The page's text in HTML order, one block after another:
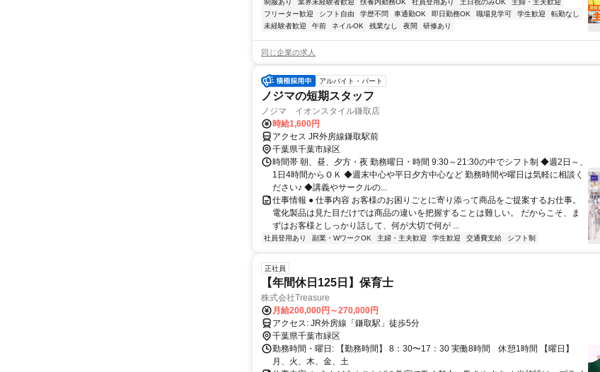
制服あり 業界未経験者歓迎 扶養内勤務OK 社員登用あり 土日祝のみOK
主婦・主夫歓迎
フリーター歓迎
シフト自由 学歴不問 車通勤OK 即日勤務OK 職場見学可 学生歓迎
転勤なし
未経験者歓迎
午前 ネイルOK 残業なし 夜間 研修あり
同じ企業の求人
アルバイト・パート
ノジマの短期スタッフ
ノジマ イオンスタイル鎌取店
時給1,600円
アクセス JR外房線鎌取駅前
千葉県千葉市緑区
時間帯 朝、昼、夕方・夜 勤務曜日・時間 9:30～21:30の中でシフト制 ◆週2日～、
1日4時間からＯＫ ◆週末中心や平日夕方中心など 勤務時間や曜日は気軽に相談く
ださい♪ ◆講義やサークルの...
仕事情報 ● 仕事内容 お客様のお困りごとに寄り添って商品をご提案するお仕事。
電化製品は見た目だけでは商品の違いを把握することは難しい。 だからこそ、ま
ずはお客様としっかり話して、何が大切で何が ...
社員登用あり 副業・WワークOK 主婦・主夫歓迎 学生歓迎 交通費支給 シフト制
正社員
【年間休日125日】保育士
株式会社Treasure
月給200,000円～270,000円
アクセス: JR外房線「鎌取駅」徒歩5分
千葉県千葉市緑区
勤務時間・曜日: 【勤務時間】 8：30〜17：30 実働8時間 休憩1時間 【曜日】
月、火、木、金、土